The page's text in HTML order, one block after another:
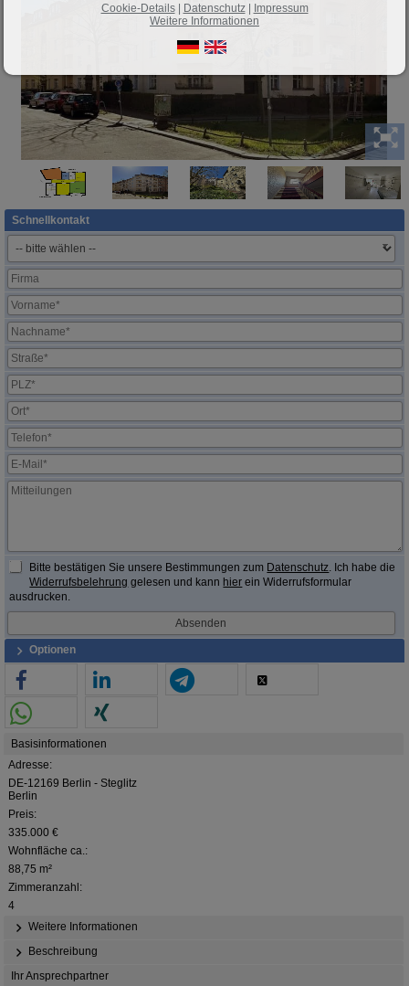
Schnellkontakt
Bitte bestätigen Sie unsere Bestimmungen zum Datenschutz . Ich habe die
Widerrufsbelehrung gelesen und kann hier ein Widerrufsformular
ausdrucken.
Optionen
Basisinformationen
Adresse:
DE-12169 Berlin - Steglitz
Berlin
Preis:
335.000 €
Wohnfläche ca.:
88,75 m²
Zimmeranzahl:
4
Weitere Informationen
Beschreibung
Ihr Ansprechpartner
Cookie-Details| Datenschutz| Impressum
Weitere Informationen